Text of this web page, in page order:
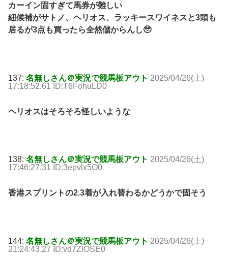
カーイン固すぎて馬券が難しい
紐候補がサトノ、ヘリオス、ラッキースワイネスと3頭も
居るが3点も買ったら全然儲からんし🥹
137: 名無しさん＠実況で競馬板アウト 2025/04/26(土)
17:18:52.61 ID:T6FohuLD0
ヘリオスはそろそろ怪しいような
138: 名無しさん＠実況で競馬板アウト 2025/04/26(土)
17:46:27.31 ID:3epvlx5O0
香港スプリントの2.3着が入れ替わるかどうかで固そう
144: 名無しさん＠実況で競馬板アウト 2025/04/26(土)
21:24:43.27 ID:vd7ZlOSE0